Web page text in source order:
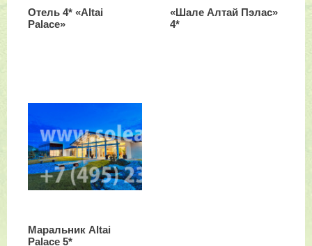
Отель 4* «Altai
Palace»
«Шале Алтай Пэлас»
4*
Маральник Altai
Palace 5*